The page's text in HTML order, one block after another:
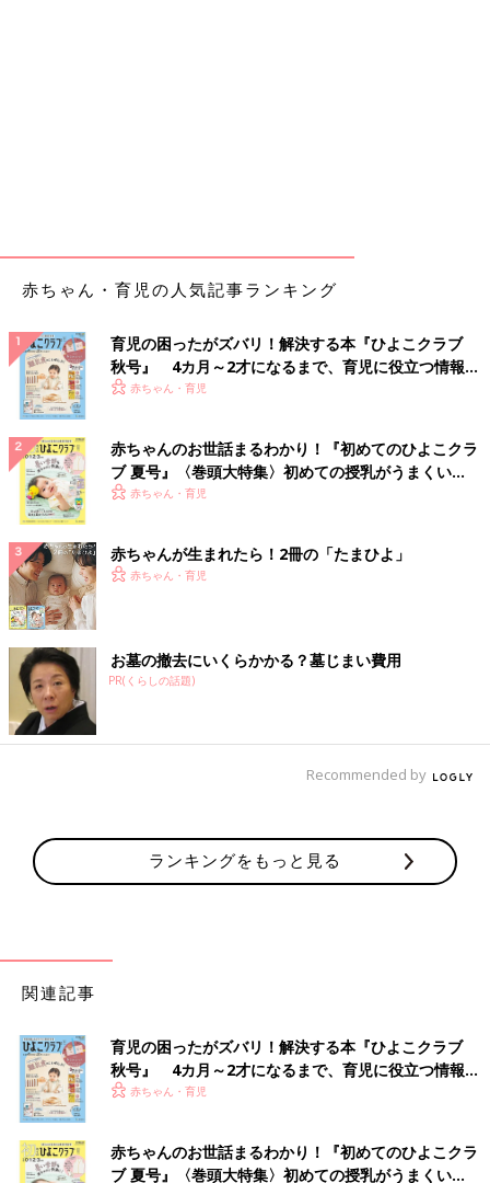
書に記載されていないのでしょうか。
「子どもに処方することが多い風邪薬、アレルギー薬、抗生剤な
どの多くは小児適応が記載されていて、小児剤形（子ども用の
薬）も多くあります。また、添付文書に適応が記載されていない
薬であっても、海外での子どもの用法・用量が調べられていた
り、使い方が当たり前にわかっていたりします。
このように、かかりつけの小児科や耳鼻科・アレルギー科などで
処方される薬の多くは大丈夫なのですが、入院しないといけない
比較的まれな病気にかかった場合には、子どもの適応に関する記
す。
適応外使用にはさまざまな問題があります。子どもには大人と同
じ用法・用量を用いることはできないので、投与量がたりないと
期待される効果が得られず、反対に多すぎると副作用が出る可能
性があります。
大人の薬を子どもに飲ませる場合、ただ量を減らせばいいという
ものではありません。成長・発達によって薬を分解・排せつする
さんの場合は、大人用の錠剤を割ったり切ったりしても飲めない
ことも多く、また用量の調節も困難です。飲みやすくするため
行うこともあります。
剤形変更をすることには、①薬をくだくことで隠されていた味や
においが現れ、飲みにくくなってしまう、②薬によっては成分が
変化する可能性がある、③薬剤師などの慣れた人が行わない場
合、有効成分の量が均一にならないことがある、④剤形変更に時
間を取られることが負担となる、などの問題があります。とくに
①は、多くの薬を飲んでいるお子さんにとっては大問題なので
赤ちゃん・育児の人気記事ランキング
育児の困ったがズバリ！解決する本『ひよこクラブ
秋号』 4カ月～2才になるまで、育児に役立つ情報が
いっぱい！
赤ちゃん・育児
赤ちゃんのお世話まるわかり！『初めてのひよこクラ
ブ 夏号』〈巻頭大特集〉初めての授乳がうまくい
く！ おっぱい・ミルクの基本と夏のトラブル 解決テ
赤ちゃん・育児
赤ちゃんが生まれたら！2冊の「たまひよ」
赤ちゃん・育児
お墓の撤去にいくらかかる？墓じまい費用
PR(くらしの話題)
Recommended by
ランキングをもっと見る
関連記事
育児の困ったがズバリ！解決する本『ひよこクラブ
秋号』 4カ月～2才になるまで、育児に役立つ情報が
いっぱい！
赤ちゃん・育児
赤ちゃんのお世話まるわかり！『初めてのひよこクラ
ブ 夏号』〈巻頭大特集〉初めての授乳がうまくい